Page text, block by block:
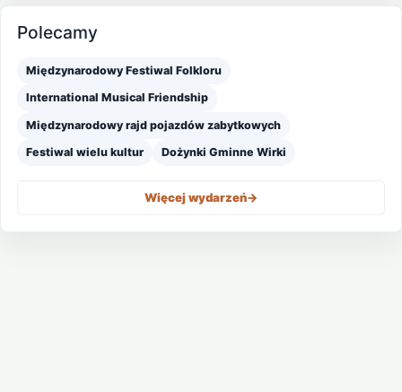
Polecamy
Międzynarodowy Festiwal Folkloru
International Musical Friendship
Międzynarodowy rajd pojazdów zabytkowych
Festiwal wielu kultur Dożynki Gminne Wirki
Więcej wydarzeń->